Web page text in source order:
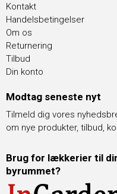
Kontakt
Handelsbetingelser
Om os
Returnering
Tilbud
Din konto
Modtag seneste nyt
Tilmeld dig vores
om nye produkter, tilbud,
Brug for lækkerier til
byrummet?